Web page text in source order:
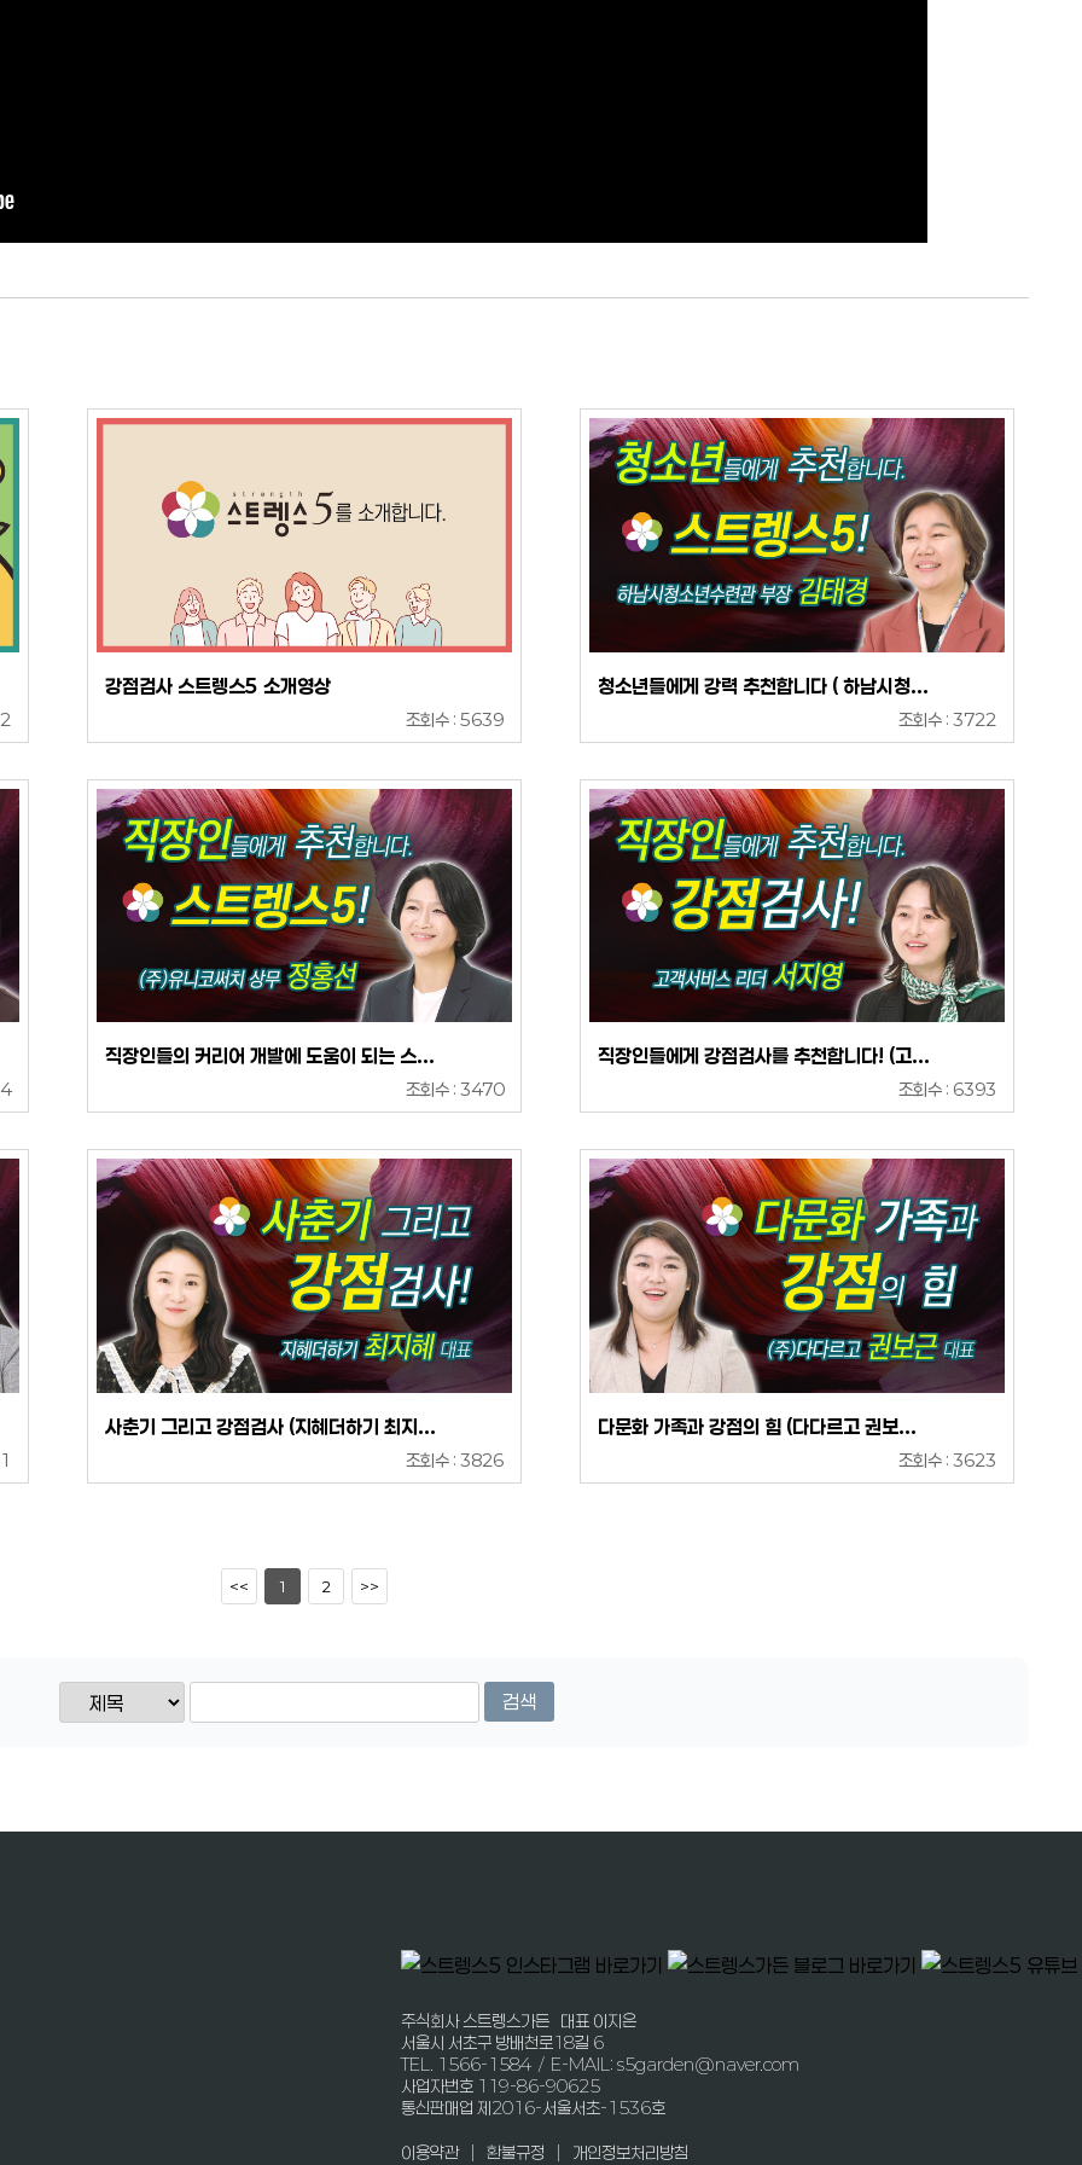
강점검사 스트렝스5 소개영상
조회수 : 5639
청소년들에게 강력 추천합니다 ( 하남시청...
조회수 : 3722
직장인들의 커리어 개발에 도움이 되는 스...
조회수 : 3470
직장인들에게 강점검사를 추천합니다! (고...
조회수 : 6393
사춘기 그리고 강점검사 (지혜더하기 최지...
조회수 : 3826
다문화 가족과 강점의 힘 (다다르고 권보...
조회수 : 3623
<< 1 2 >>
검색
주식회사 스트렝스가든 대표 이지은
서울시 서초구 방배천로18길 6
TEL. 1566-1584 / E-MAIL: s5garden@naver.com
사업자번호 119-86-90625
통신판매업 제2016-서울서초-1536호
이용약관| 환불규정 | 개인정보처리방침